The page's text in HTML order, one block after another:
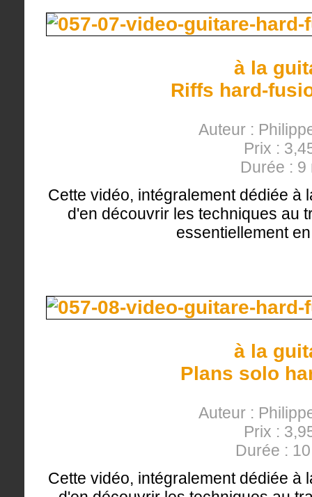
à la
Riffs hard-
Auteur :
Prix :
Durée : 9
Cette vidéo, intégralement dédiée à
d'en découvrir les techniques au
essentiellement
à la
Plans solo
Auteur :
Prix :
Durée :
Cette vidéo, intégralement dédiée à